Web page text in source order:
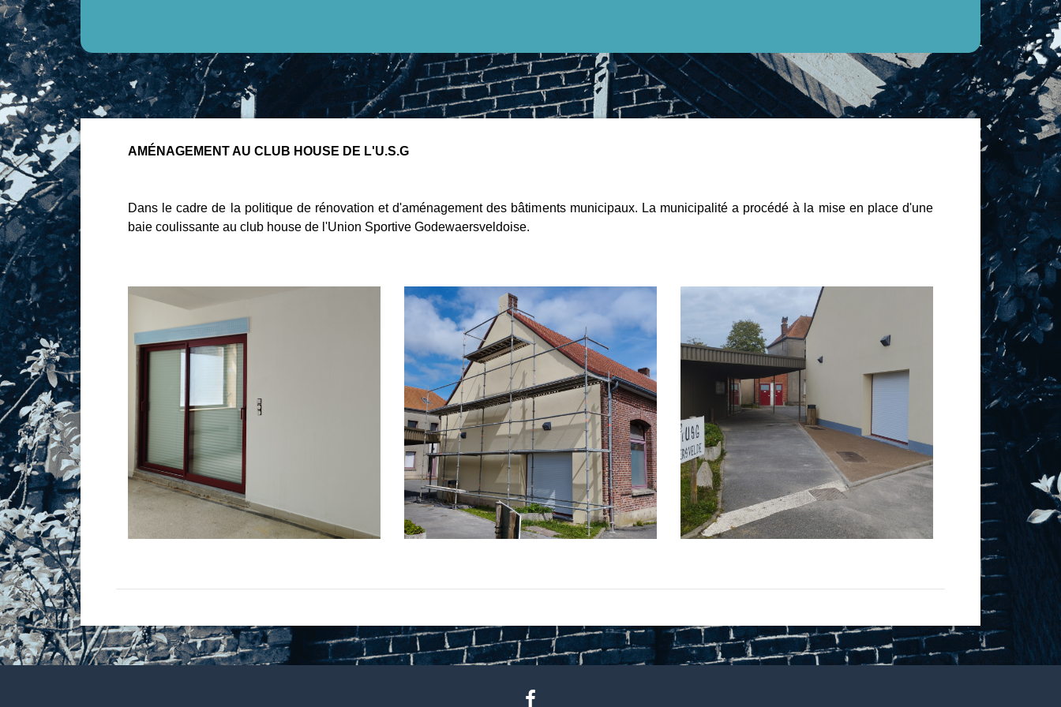
AMÉNAGEMENT AU CLUB HOUSE DE L'U.S.G
Dans le cadre de la politique de rénovation et d'aménagement des bâtiments municipaux. La municipalité a procédé à la mise en place d'une
baie coulissante au club house de l'Union Sportive Godewaersveldoise.